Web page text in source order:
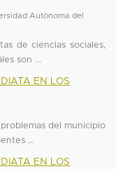
Autónoma del
de ciencias sociales,
son ...
EN LOS
del municipio
...
EN LOS